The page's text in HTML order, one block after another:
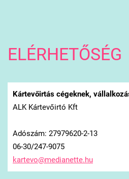
ELÉRHETŐSÉG
Kártevőirtás cégeknek,
ALK Kártevőirtó Kft
Adószám: 27979620-2-13
06-30/247-9075
kartevo@medianette.hu